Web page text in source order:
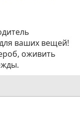
ваших вещей!
оживить